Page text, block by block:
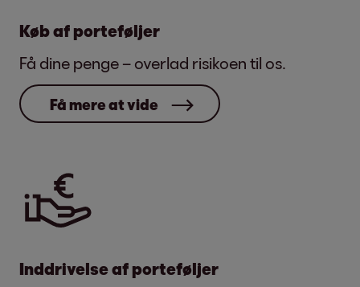
Køb af porteføljer
Få dine penge – overlad risikoen til os.
Få mere at vide
Inddrivelse af porteføljer